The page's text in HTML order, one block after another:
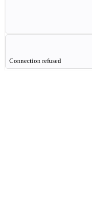
Connection refused